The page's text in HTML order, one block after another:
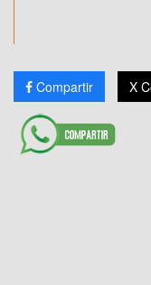
Compartir X